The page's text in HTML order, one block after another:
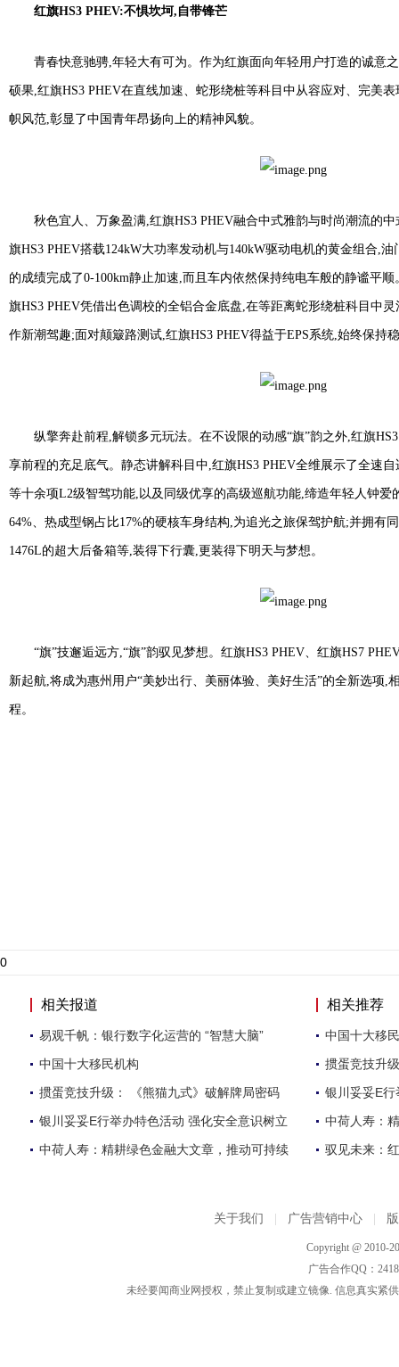
红旗HS3 PHEV:不惧坎坷,自带锋芒
青春快意驰骋,年轻大有可为。作为红旗面向年轻用户打造的诚意
硕果,红旗HS3 PHEV在直线加速、蛇形绕桩等科目中从容应对、完美
帜风范,彰显了中国青年昂扬向上的精神风貌。
秋色宜人、万象盈满,红旗HS3 PHEV融合中式雅韵与时尚潮流的
旗HS3 PHEV搭载124kW大功率发动机与140kW驱动电机的黄金组合,
的成绩完成了0-100km静止加速,而且车内依然保持纯电车般的静谧平
旗HS3 PHEV凭借出色调校的全铝合金底盘,在等距离蛇形绕桩科目中
作新潮驾趣;面对颠簸路测试,红旗HS3 PHEV得益于EPS系统,始终保持
纵擎奔赴前程,解锁多元玩法。在不设限的动感“旗”韵之外,红旗
享前程的充足底气。静态讲解科目中,红旗HS3 PHEV全维展示了全速
等十余项L2级智驾功能,以及同级优享的高级巡航功能,缔造年轻人钟爱
64%、热成型钢占比17%的硬核车身结构,为追光之旅保驾护航;并拥有
1476L的超大后备箱等,装得下行囊,更装得下明天与梦想。
“旗”技邂逅远方,“旗”韵驭见梦想。红旗HS3 PHEV、红旗HS7
新起航,将成为惠州用户“美妙出行、美丽体验、美好生活”的全新选项,
程。
0
相关报道
易观千帆：银行数字化运营的 “智慧大脑”
中国十大移民机构
掼蛋竞技升级： 《熊猫九式》破解牌局密码
银川妥妥E行举办特色活动 强化安全意识树立
中荷人寿：精耕绿色金融大文章，推动可持续
相关推荐
中国十大移
掼蛋竞技升
银川妥妥E
中荷人寿：
驭见未来：
关于我们 广告营销中心
Copyright @ 2010-
广告合作QQ：
未经要闻商业网授权，禁止复制或建立镜像. 信息真实紧